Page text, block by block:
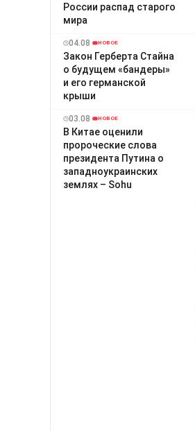
России распад старого
мира
04.08 НОВОЕ
Закон Герберта Стайна
о будущем «бандеры»
и его германской
крыши
03.08 НОВОЕ
В Китае оценили
пророческие слова
президента Путина о
западноукраинских
землях – Sohu